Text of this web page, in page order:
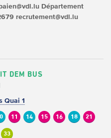
Département
recrutement@vdl.lu
DEM BUS
Quai 1
11 14 15 16 18 21
33